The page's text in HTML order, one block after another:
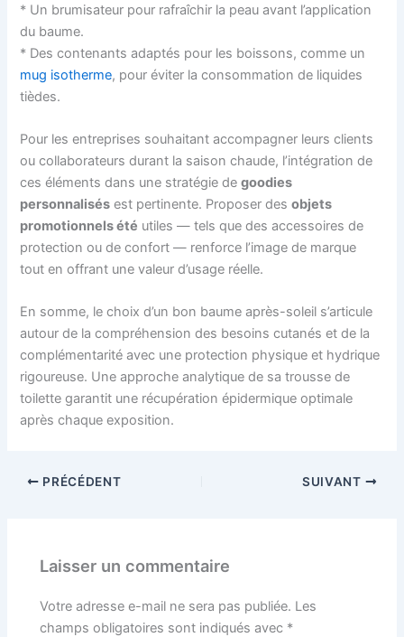
* Un brumisateur pour rafraîchir la peau avant l’application
du baume.
* Des contenants adaptés pour les boissons, comme un
mug isotherme, pour éviter la consommation de liquides
tièdes.
Pour les entreprises souhaitant accompagner leurs clients
ou collaborateurs durant la saison chaude, l’intégration de
ces éléments dans une stratégie degoodies
personnalisés est pertinente. Proposer desobjets
promotionnels été utiles — tels que des accessoires de
protection ou de confort — renforce l’image de marque
tout en offrant une valeur d’usage réelle.
En somme, le choix d’un bon baume après-soleil s’articule
autour de la compréhension des besoins cutanés et de la
complémentarité avec une protection physique et hydrique
rigoureuse. Une approche analytique de sa trousse de
toilette garantit une récupération épidermique optimale
après chaque exposition.
PRÉCÉDENT SUIVANT
Laisser un commentaire
Votre adresse e-mail ne sera pas publiée. Les
champs obligatoires sont indiqués avec *